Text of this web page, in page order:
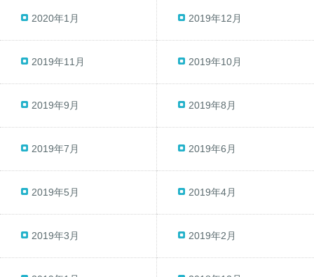
2020年1月 2019年12月
2019年11月 2019年10月
2019年9月 2019年8月
2019年7月 2019年6月
2019年5月 2019年4月
2019年3月 2019年2月